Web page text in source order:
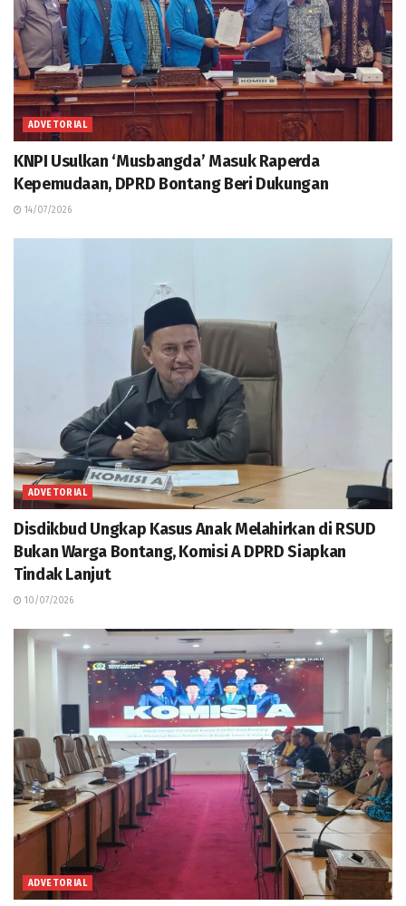
ADVETORIAL
KNPI Usulkan ‘Musbangda’ Masuk Raperda
Kepemudaan, DPRD Bontang Beri Dukungan
14/07/2026
ADVETORIAL
Disdikbud Ungkap Kasus Anak Melahirkan di RSUD
Bukan Warga Bontang, Komisi A DPRD Siapkan
Tindak Lanjut
10/07/2026
ADVETORIAL